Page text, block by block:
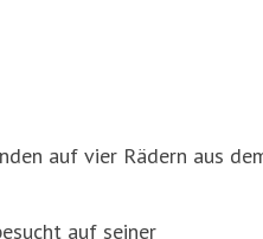
auf vier Rädern aus
auf seiner